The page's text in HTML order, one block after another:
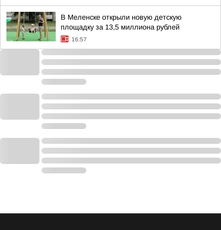
В Меленске открыли новую детскую
площадку за 13,5 миллиона рублей
16:57